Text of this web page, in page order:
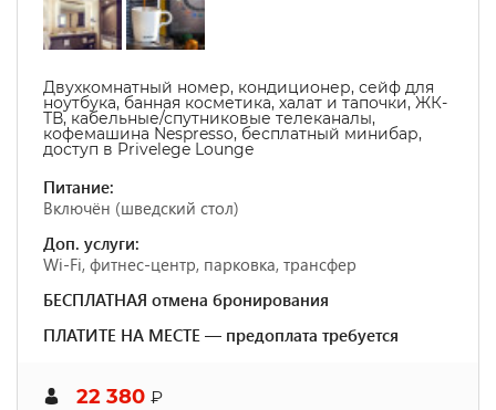
Двухкомнатный номер, кондиционер, сейф для
ноутбука, банная косметика, халат и тапочки, ЖК-
ТВ, кабельные/спутниковые телеканалы,
кофемашина Nespresso, бесплатный минибар,
доступ в Privelege Lounge
Питание:
Включён (шведский стол)
Доп. услуги:
Wi-Fi, фитнес-центр, парковка, трансфер
БЕСПЛАТНАЯ отмена бронирования
ПЛАТИТЕ НА МЕСТЕ — предоплата требуется
22 380 ₽